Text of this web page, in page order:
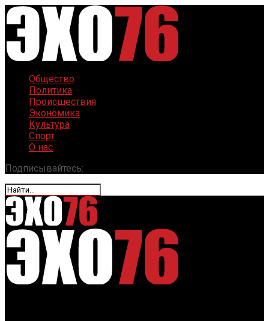
Общество
Политика
Происшествия
Экономика
Культура
Спорт
О нас
Подписывайтесь: